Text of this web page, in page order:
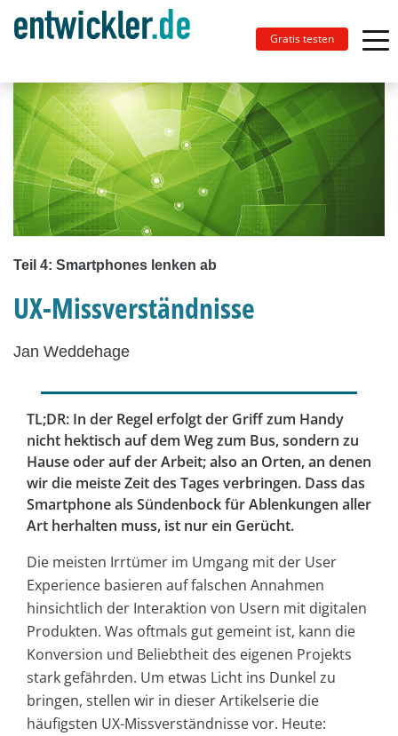
Gratis testen
Teil 4: Smartphones lenken ab
UX-Missverständnisse
Jan Weddehage
TL;DR: In der Regel erfolgt der Griff zum Handy
nicht hektisch auf dem Weg zum Bus, sondern zu
Hause oder auf der Arbeit; also an Orten, an denen
wir die meiste Zeit des Tages verbringen. Dass das
Smartphone als Sündenbock für Ablenkungen aller
Art herhalten muss, ist nur ein Gerücht.
Die meisten Irrtümer im Umgang mit der User
Experience basieren auf falschen Annahmen
hinsichtlich der Interaktion von Usern mit digitalen
Produkten. Was oftmals gut gemeint ist, kann die
Konversion und Beliebtheit des eigenen Projekts
stark gefährden. Um etwas Licht ins Dunkel zu
bringen, stellen wir in dieser Artikelserie die
häufigsten UX-Missverständnisse vor. Heute: